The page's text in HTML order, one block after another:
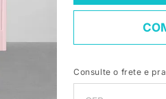
Consulte o frete e